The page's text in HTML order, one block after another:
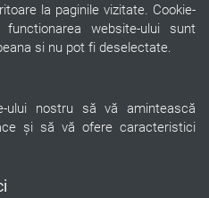
la paginile vizitate. Cookie-
website-ului sunt
si nu pot fi deselectate.
ului nostru să vă amintească
și să vă ofere caracteristici